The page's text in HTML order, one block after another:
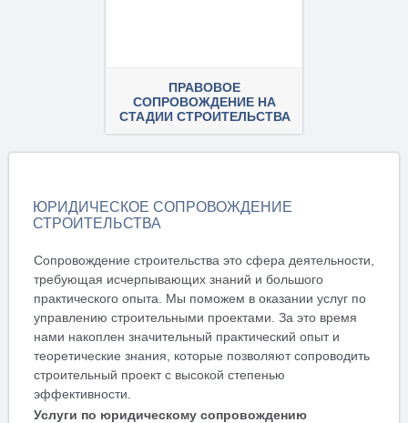
ПРАВОВОЕ
СОПРОВОЖДЕНИЕ НА
СТАДИИ СТРОИТЕЛЬСТВА
ПОДРОБНЕЕ
ЮРИДИЧЕСКОЕ СОПРОВОЖДЕНИЕ
СТРОИТЕЛЬСТВА
Сопровождение строительства это сфера деятельности,
требующая исчерпывающих знаний и большого
практического опыта. Мы поможем в оказании услуг по
управлению строительными проектами. За это время
нами накоплен значительный практический опыт и
теоретические знания, которые позволяют сопроводить
строительный проект с высокой степенью
эффективности.
Услуги по юридическому сопровождению